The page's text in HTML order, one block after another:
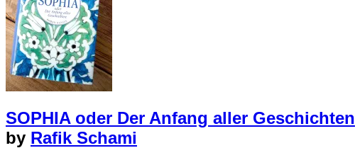
SOPHIA oder Der Anfang aller Geschichten
by Rafik Schami